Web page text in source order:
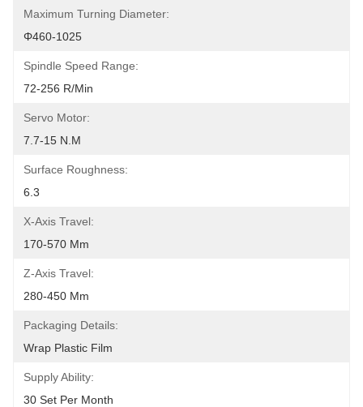
Maximum Turning Diameter:
Φ460-1025
Spindle Speed Range:
72-256 R/min
Servo Motor:
7.7-15 N.m
Surface Roughness:
6.3
X-Axis Travel:
170-570 Mm
Z-Axis Travel:
280-450 Mm
Packaging Details:
Wrap Plastic Film
Supply Ability:
30 Set Per Month